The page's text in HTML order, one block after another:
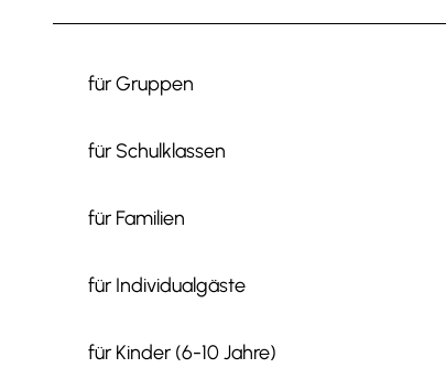
für Gruppen
für Schulklassen
für Familien
für Individualgäste
für Kinder (6-10 Jahre)